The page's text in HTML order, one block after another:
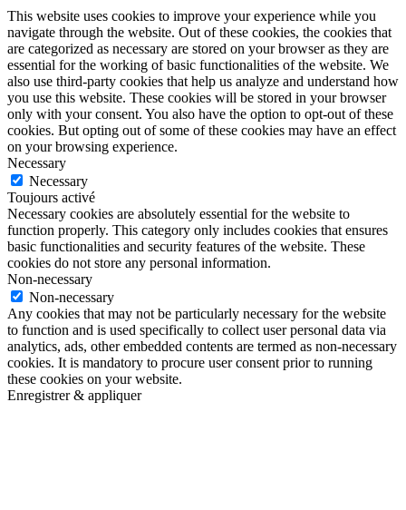
This website uses cookies to improve your experience while you
navigate through the website. Out of these cookies, the cookies that
are categorized as necessary are stored on your browser as they are
essential for the working of basic functionalities of the website. We
also use third-party cookies that help us analyze and understand how
you use this website. These cookies will be stored in your browser
only with your consent. You also have the option to opt-out of these
cookies. But opting out of some of these cookies may have an effect
on your browsing experience.
Necessary
Necessary
Toujours activé
Necessary cookies are absolutely essential for the website to
function properly. This category only includes cookies that ensures
basic functionalities and security features of the website. These
cookies do not store any personal information.
Non-necessary
Non-necessary
Any cookies that may not be particularly necessary for the website
to function and is used specifically to collect user personal data via
analytics, ads, other embedded contents are termed as non-necessary
cookies. It is mandatory to procure user consent prior to running
these cookies on your website.
Enregistrer & appliquer